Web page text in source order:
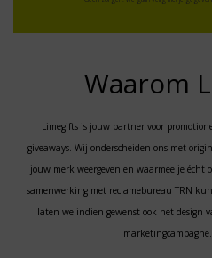
Waarom
Limegifts is jouw partner voor
giveaways. Wij onderscheiden ons met
jouw merk weergeven en waarmee je écht
samenwerking met reclamebureau TRN
laten we indien gewenst ook het design
marketingcampagne.